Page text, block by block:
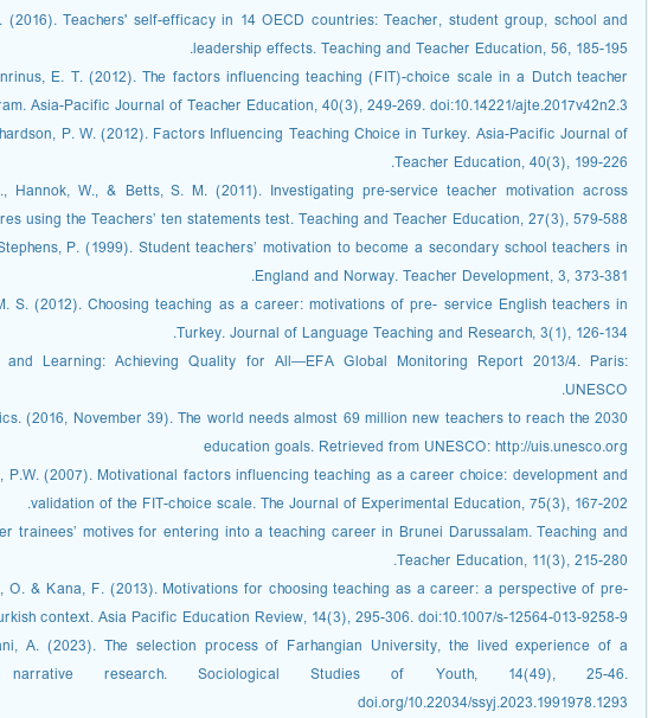
Teachers' self-efficacy in 14 OECD countries: Teacher, student group, school and
leadership effects. Teaching and Teacher Education, 56, 185-195.
E. T. (2012). The factors influencing teaching (FIT)-choice scale in a Dutch teacher
Asia-Pacific Journal of Teacher Education, 40(3), 249-269. doi:10.14221/ajte.2017v42n2.3
P. W. (2012). Factors Influencing Teaching Choice in Turkey. Asia-Pacific Journal of
Teacher Education, 40(3), 199-226.
Hannok, W., & Betts, S. M. (2011). Investigating pre-service teacher motivation across
using the Teachers’ ten statements test. Teaching and Teacher Education, 27(3), 579-588.
P. (1999). Student teachers’ motivation to become a secondary school teachers in
England and Norway. Teacher Development, 3, 373-381.
S. (2012). Choosing teaching as a career: motivations of pre- service English teachers in
Turkey. Journal of Language Teaching and Research, 3(1), 126-134.
and Learning: Achieving Quality for All—EFA Global Monitoring Report 2013/4. Paris:
UNESCO.
(2016, November 39). The world needs almost 69 million new teachers to reach the 2030
education goals. Retrieved from UNESCO: http://uis.unesco.org
P.W. (2007). Motivational factors influencing teaching as a career choice: development and
validation of the FIT-choice scale. The Journal of Experimental Education, 75(3), 167-202.
trainees’ motives for entering into a teaching career in Brunei Darussalam. Teaching and
Teacher Education, 11(3), 215-280.
O. & Kana, F. (2013). Motivations for choosing teaching as a career: a perspective of pre-
context. Asia Pacific Education Review, 14(3), 295-306. doi:10.1007/s-12564-013-9258-9
A. (2023). The selection process of Farhangian University, the lived experience of a
research. Sociological Studies of Youth, 14(49), 25-46.
doi.org/10.22034/ssyj.2023.1991978.1293